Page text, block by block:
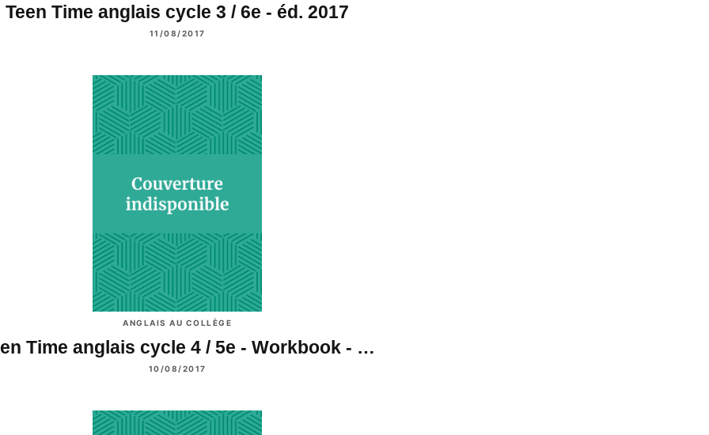
Teen Time anglais cycle 3 / 6e - éd. 2017
11/08/2017
ANGLAIS AU COLLÈGE
Time anglais cycle 4 / 5e - Workbook - …
10/08/2017